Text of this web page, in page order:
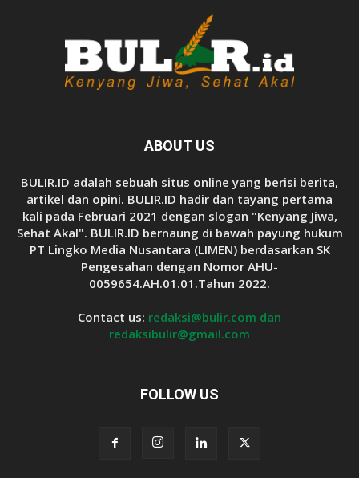
ABOUT US
BULIR.ID adalah sebuah situs online yang berisi berita,
artikel dan opini. BULIR.ID hadir dan tayang pertama
kali pada Februari 2021 dengan slogan "Kenyang Jiwa,
Sehat Akal". BULIR.ID bernaung di bawah payung hukum
PT Lingko Media Nusantara (LIMEN) berdasarkan SK
Pengesahan dengan Nomor AHU-
0059654.AH.01.01.Tahun 2022.
Contact us: redaksi@bulir.com dan
redaksibulir@gmail.com
FOLLOW US